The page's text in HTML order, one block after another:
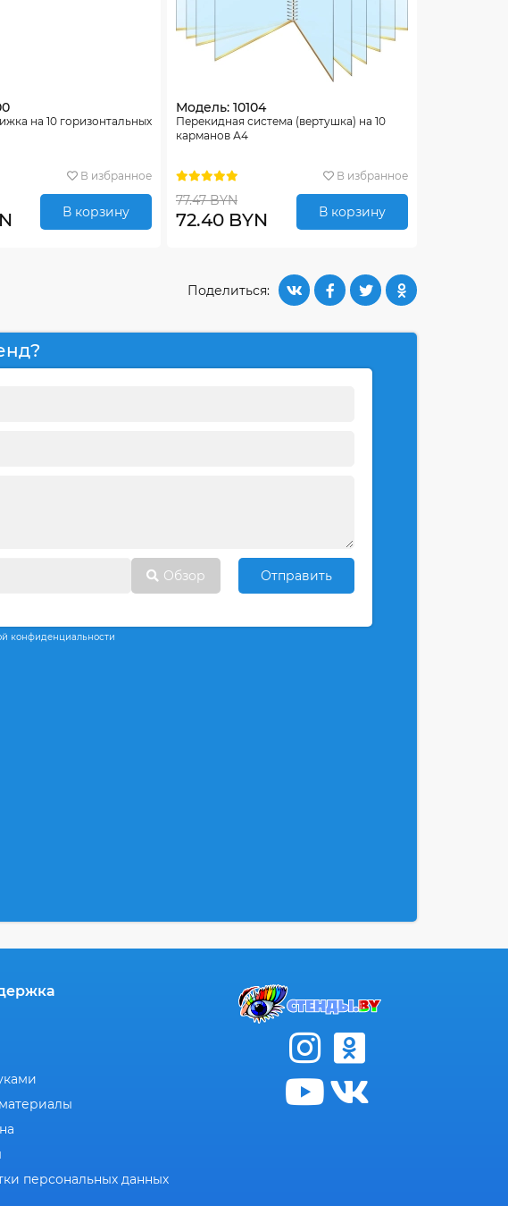
на 10 горизонтальных
В избранное
В корзину
Модель: 10104
Перекидная система (вертушка) на 10
карманов А4
В избранное
77.47 BYN
72.40 BYN В корзину
Поделиться:
Обзор Отправить
конфиденциальности
персональных данных